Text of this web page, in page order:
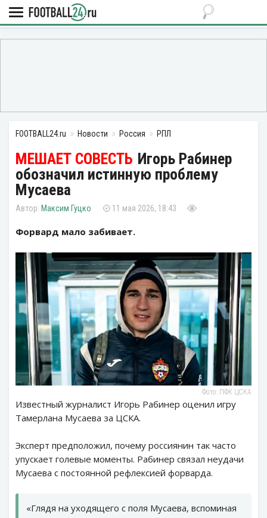
FOOTBALL24.ru Новости Россия РПЛ
Игорь Рабинер
обозначил истинную проблему
Мусаева
Максим Гуцко 11 мая 2026, 18:43
Форвард мало забивает.
Фото: ПФК ЦСКА
Известный журналист Игорь Рабинер оценил игру
Тамерлана Мусаева за ЦСКА.
Эксперт предположил, почему россиянин так часто
упускает голевые моменты. Рабинер связал неудачи
Мусаева с постоянной рефлексией форварда.
«Глядя на уходящего с поля Мусаева, вспоминая